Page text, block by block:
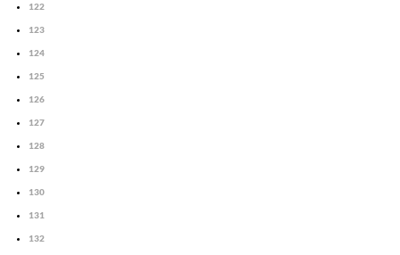
122
123
124
125
126
127
128
129
130
131
132